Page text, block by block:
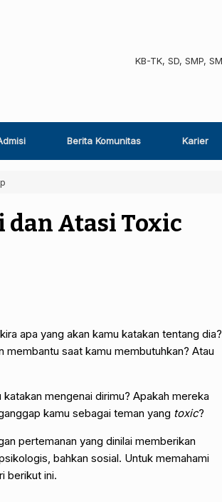
KB-TK, SD, SMP,
Berita Komunitas Karier
dan Atasi Toxic
apa yang akan kamu katakan tentang dia?
membantu saat kamu membutuhkan? Atau
mengenai dirimu? Apakah mereka
kamu sebagai teman yang toxic?
pertemanan yang dinilai memberikan
bahkan sosial. Untuk memahami
berikut ini.